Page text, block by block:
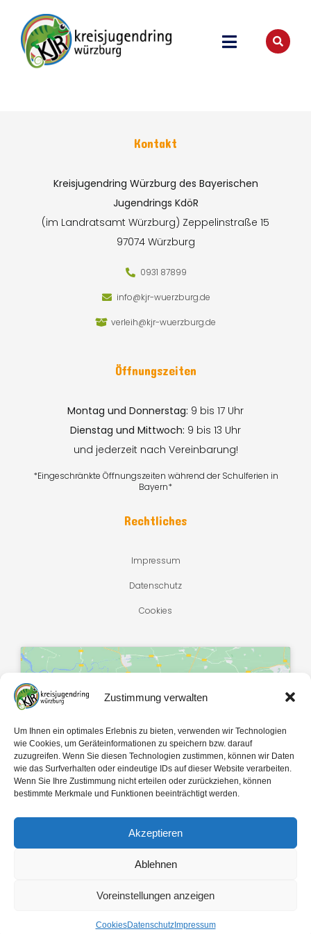
Zustimmung verwalten
Um Ihnen ein optimales Erlebnis zu bieten, verwenden wir Technologien
wie Cookies, um Geräteinformationen zu speichern bzw. darauf
zuzugreifen. Wenn Sie diesen Technologien zustimmen, können wir Daten
wie das Surfverhalten oder eindeutige IDs auf dieser Website verarbeiten.
Wenn Sie Ihre Zustimmung nicht erteilen oder zurückziehen, können
bestimmte Merkmale und Funktionen beeinträchtigt werden.
Akzeptieren
Ablehnen
Voreinstellungen anzeigen
CookiesDatenschutzImpressum
Kontakt
Kreisjugendring Würzburg des Bayerischen
Jugendrings KdöR
(im Landratsamt Würzburg) Zeppelinstraße 15
97074 Würzburg
0931 87899
info@kjr-wuerzburg.de
verleih@kjr-wuerzburg.de
Öffnungszeiten
Montag und Donnerstag: 9 bis 17 Uhr
Dienstag und Mittwoch: 9 bis 13 Uhr
und jederzeit nach Vereinbarung!
*Eingeschränkte Öffnungszeiten während der Schulferien in
Bayern*
Rechtliches
Impressum
Datenschutz
Cookies
Klicke hier, um Marketing-Cookies zu
akzeptieren und diesen Inhalt zu
aktivieren
Copyright © 2026